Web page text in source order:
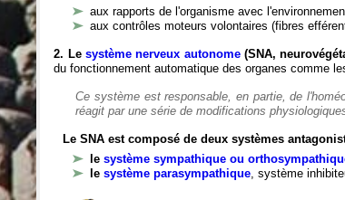
aux rapports de l'organisme avec
aux contrôles moteurs volontaires (fibres
2. Le système nerveux autonome(SNA,
du fonctionnement automatique des organes comme
Ce système est responsable, en partie, de
réagit par une série de modifications
Le SNA est composé de deux systèmes
lesystème sympathique ou
lesystème parasympathique, système